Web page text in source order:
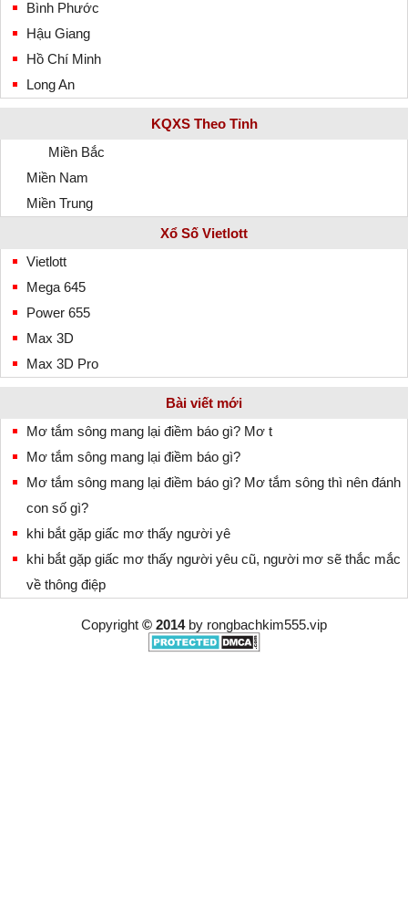
Bình Phước
Hậu Giang
Hồ Chí Minh
Long An
KQXS Theo Tỉnh
Miền Bắc
Miền Nam
Miền Trung
Xổ Số Vietlott
Vietlott
Mega 645
Power 655
Max 3D
Max 3D Pro
Bài viết mới
Mơ tắm sông mang lại điềm báo gì? Mơ t
Mơ tắm sông mang lại điềm báo gì?
Mơ tắm sông mang lại điềm báo gì? Mơ tắm sông thì nên đánh
con số gì?
khi bắt gặp giấc mơ thấy người yê
khi bắt gặp giấc mơ thấy người yêu cũ, người mơ sẽ thắc mắc
về thông điệp
Copyright © 2014by rongbachkim555.vip